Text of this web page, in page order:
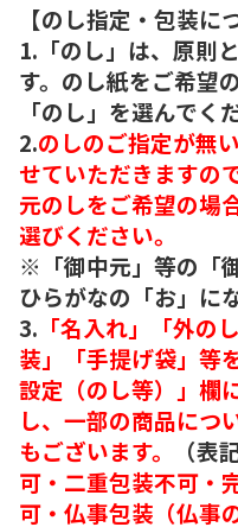
【のし指定・包装に
1.「のし」は、原則
す。のし紙をご希望
「のし」を選んでく
2.のしのご指定が無
せていただきますの
元のしをご希望の場
選びください。
※「御中元」等の「
ひらがなの「お」に
3. 「名入れ」「外の
装」「手提げ袋」等
設定（のし等）」欄
し、一部の商品につ
もございます。
（表
可・二重包装不可・
可・仏事包装（仏事